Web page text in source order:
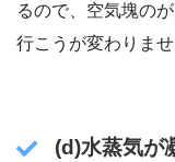
るので、空気塊の
行こうが変わりませ
(d)水蒸気が